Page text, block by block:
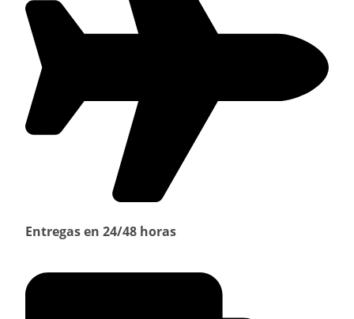
Entregas en 24/48 horas